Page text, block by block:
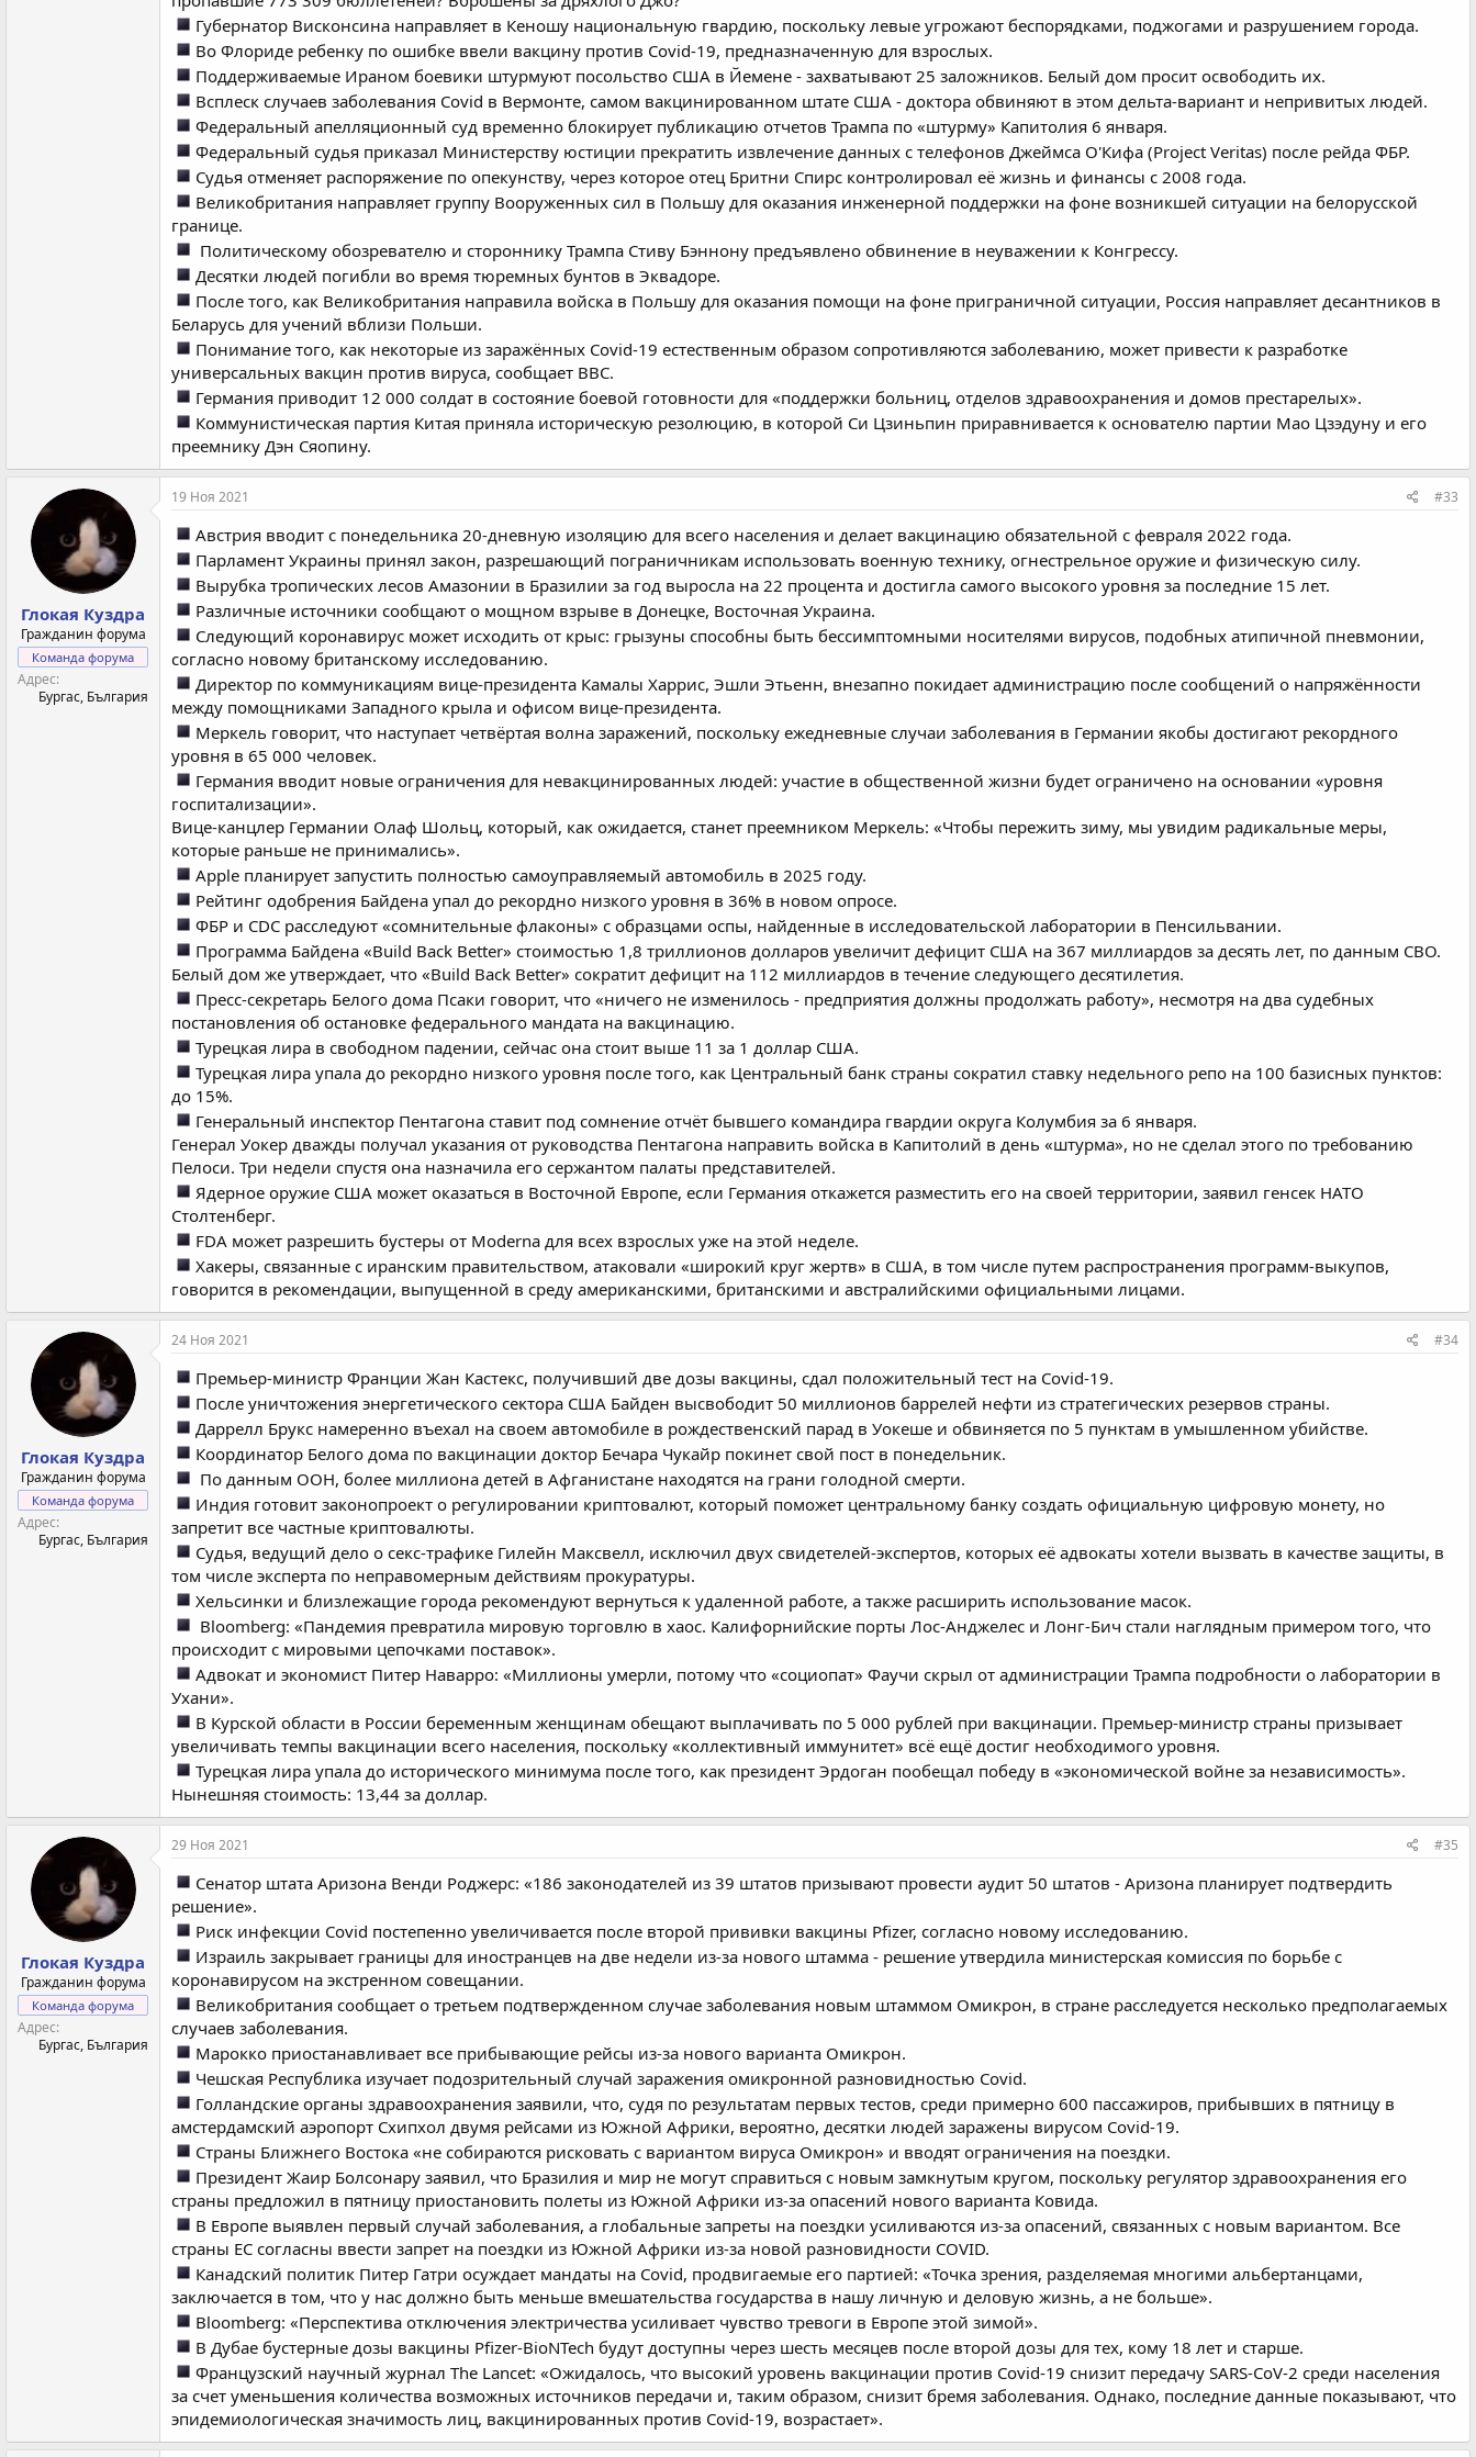
Губернатор Висконсина направляет в Кеношу национальную гвардию, поскольку левые угрожают беспорядками, поджогами и разрушением города.
Во Флориде ребенку по ошибке ввели вакцину против Covid-19, предназначенную для взрослых.
Поддерживаемые Ираном боевики штурмуют посольство США в Йемене - захватывают 25 заложников. Белый дом просит освободить их.
Всплеск случаев заболевания Covid в Вермонте, самом вакцинированном штате США - доктора обвиняют в этом дельта-вариант и непривитых людей.
Федеральный апелляционный суд временно блокирует публикацию отчетов Трампа по «штурму» Капитолия 6 января.
Федеральный судья приказал Министерству юстиции прекратить извлечение данных с телефонов Джеймса О'Кифа (Project Veritas) после рейда ФБP.
Судья отменяет распоряжение по опекунству, через которое отец Бритни Спирс контролировал её жизнь и финансы с 2008 года.
Великобритания направляет группу Вооруженных сил в Польшу для оказания инженерной поддержки на фоне возникшей ситуации на белорусской
границе.
Политическому обозревателю и стороннику Трампа Стиву Бэннону предъявлено обвинение в неуважении к Конгрессу.
Десятки людей погибли во время тюремных бунтов в Эквадоре.
После того, как Великобритания направила войска в Польшу для оказания помощи на фоне приграничной ситуации, Россия направляет десантников в
Беларусь для учений вблизи Польши.
Понимание того, как некоторые из заражённых Covid-19 естественным образом сопротивляются заболеванию, может привести к разработке
универсальных вакцин против вируса, сообщает BBC.
Германия приводит 12 000 солдат в состояние боевой готовности для «поддержки больниц, отделов здравоохранения и домов престарелых».
Коммунистическая партия Китая приняла историческую резолюцию, в которой Си Цзиньпин приравнивается к основателю партии Мао Цзэдуну и его
преемнику Дэн Сяопину.
Глокая Куздра
Гражданин форума
Команда форума
Адрес
Бургас, България
19 Ноя 2021 #33
Австрия вводит с понедельника 20-дневную изоляцию для всего населения и делает вакцинацию обязательной с февраля 2022 года.
Парламент Украины принял закон, разрешающий пограничникам использовать военную технику, огнестрельное оружие и физическую силу.
Вырубка тропических лесов Амазонии в Бразилии за год выросла на 22 процента и достигла самого высокого уровня за последние 15 лет.
Различные источники сообщают о мощном взрыве в Донецке, Восточная Украина.
Следующий коронавирус может исходить от крыс: грызуны способны быть бессимптомными носителями вирусов, подобных атипичной пневмонии,
согласно новому британскому исследованию.
Директор по коммуникациям вице-президента Камалы Харрис, Эшли Этьенн, внезапно покидает администрацию после сообщений о напряжённости
между помощниками Западного крыла и офисом вице-президента.
Меркель говорит, что наступает четвёртая волна заражений, поскольку ежедневные случаи заболевания в Германии якобы достигают рекордного
уровня в 65 000 человек.
Германия вводит новые ограничения для невакцинированных людей: участие в общественной жизни будет ограничено на основании «уровня
госпитализации».
Вице-канцлер Германии Олаф Шольц, который, как ожидается, станет преемником Меркель: «Чтобы пережить зиму, мы увидим радикальные меры,
которые раньше не принимались».
Apple планирует запустить полностью самоуправляемый автомобиль в 2025 году.
Рейтинг одобрения Байдена упал до рекордно низкого уровня в 36% в новом опросе.
ФБР и CDC расследуют «сомнительные флаконы» с образцами оспы, найденные в исследовательской лаборатории в Пенсильвании.
Программа Байдена «Build Back Better» стоимостью 1,8 триллионов долларов увеличит дефицит США на 367 миллиардов за десять лет, по данным CBO.
Белый дом же утверждает, что «Build Back Better» сократит дефицит на 112 миллиардов в течение следующего десятилетия.
Пресс-секретарь Белого дома Псаки говорит, что «ничего не изменилось - предприятия должны продолжать работу», несмотря на два судебных
постановления об остановке федерального мандата на вакцинацию.
Турецкая лира в свободном падении, сейчас она стоит выше 11 за 1 доллар США.
Турецкая лира упала до рекордно низкого уровня после того, как Центральный банк страны сократил ставку недельного репо на 100 базисных пунктов:
до 15%.
Генеральный инспектор Пентагона ставит под сомнение отчёт бывшего командира гвардии округа Колумбия за 6 января.
Генерал Уокер дважды получал указания от руководства Пентагона направить войска в Капитолий в день «штурма», но не сделал этого по требованию
Пелоси. Три недели спустя она назначила его сержантом палаты представителей.
Ядерное оружие США может оказаться в Восточной Европе, если Германия откажется разместить его на своей территории, заявил генсек НАТО
Столтенберг.
FDA может разрешить бустеры от Moderna для всех взрослых уже на этой неделе.
Хакеры, связанные с иранским правительством, атаковали «широкий круг жертв» в США, в том числе путем распространения программ-выкупов,
говорится в рекомендации, выпущенной в среду американскими, британскими и австралийскими официальными лицами.
Глокая Куздра
Гражданин форума
Команда форума
Адрес
Бургас, България
24 Ноя 2021 #34
Премьер-министр Франции Жан Кастекс, получивший две дозы вакцины, сдал положительный тест на Covid-19.
После уничтожения энергетического сектора США Байден высвободит 50 миллионов баррелей нефти из стратегических резервов страны.
Даррелл Брукс намеренно въехал на своем автомобиле в рождественский парад в Уокеше и обвиняется по 5 пунктам в умышленном убийстве.
Координатор Белого дома по вакцинации доктор Бечара Чукайр покинет свой пост в понедельник.
По данным ООН, более миллиона детей в Афганистане находятся на грани голодной смерти.
Индия готовит законопроект о регулировании криптовалют, который поможет центральному банку создать официальную цифровую монету, но
запретит все частные криптовалюты.
Судья, ведущий дело о секс-трафике Гилейн Максвелл, исключил двух свидетелей-экспертов, которых её адвокаты хотели вызвать в качестве защиты, в
том числе эксперта по неправомерным действиям прокуратуры.
Хельсинки и близлежащие города рекомендуют вернуться к удаленной работе, а также расширить использование масок.
Bloomberg: «Пандемия превратила мировую торговлю в хаос. Калифорнийские порты Лос-Анджелес и Лонг-Бич стали наглядным примером того, что
происходит с мировыми цепочками поставок».
Адвокат и экономист Питер Наварро: «Миллионы умерли, потому что «социопат» Фаучи скрыл от администрации Трампа подробности о лаборатории в
Ухани».
В Курской области в России беременным женщинам обещают выплачивать по 5 000 рублей при вакцинации. Премьер-министр страны призывает
увеличивать темпы вакцинации всего населения, поскольку «коллективный иммунитет» всё ещё достиг необходимого уровня.
Турецкая лира упала до исторического минимума после того, как президент Эрдоган пообещал победу в «экономической войне за независимость».
Нынешняя стоимость: 13,44 за доллар.
Глокая Куздра
Гражданин форума
Команда форума
Адрес
Бургас, България
29 Ноя 2021 #35
Сенатор штата Аризона Венди Роджерс: «186 законодателей из 39 штатов призывают провести аудит 50 штатов - Аризона планирует подтвердить
решение».
Риск инфекции Covid постепенно увеличивается после второй прививки вакцины Pfizer, согласно новому исследованию.
Израиль закрывает границы для иностранцев на две недели из-за нового штамма - решение утвердила министерская комиссия по борьбе с
коронавирусом на экстренном совещании.
Великобритания сообщает о третьем подтвержденном случае заболевания новым штаммом Омикрон, в стране расследуется несколько предполагаемых
случаев заболевания.
Марокко приостанавливает все прибывающие рейсы из-за нового варианта Омикрон.
Чешская Республика изучает подозрительный случай заражения омикронной разновидностью Covid.
Голландские органы здравоохранения заявили, что, судя по результатам первых тестов, среди примерно 600 пассажиров, прибывших в пятницу в
амстердамский аэропорт Схипхол двумя рейсами из Южной Африки, вероятно, десятки людей заражены вирусом Covid-19.
Страны Ближнего Востока «не собираются рисковать с вариантом вируса Омикрон» и вводят ограничения на поездки.
Президент Жаир Болсонару заявил, что Бразилия и мир не могут справиться с новым замкнутым кругом, поскольку регулятор здравоохранения его
страны предложил в пятницу приостановить полеты из Южной Африки из-за опасений нового варианта Ковида.
В Европе выявлен первый случай заболевания, а глобальные запреты на поездки усиливаются из-за опасений, связанных с новым вариантом. Все
страны ЕС согласны ввести запрет на поездки из Южной Африки из-за новой разновидности COVID.
Канадский политик Питер Гатри осуждает мандаты на Covid, продвигаемые его партией: «Точка зрения, разделяемая многими альбертанцами,
заключается в том, что у нас должно быть меньше вмешательства государства в нашу личную и деловую жизнь, а не больше».
Bloomberg: «Перспектива отключения электричества усиливает чувство тревоги в Европе этой зимой».
В Дубае бустерные дозы вакцины Pfizer-BioNTech будут доступны через шесть месяцев после второй дозы для тех, кому 18 лет и старше.
Французский научный журнал The Lancet: «Ожидалось, что высокий уровень вакцинации против Covid-19 снизит передачу SARS-CoV-2 среди населения
за счет уменьшения количества возможных источников передачи и, таким образом, снизит бремя заболевания. Однако, последние данные показывают, что
эпидемиологическая значимость лиц, вакцинированных против Covid-19, возрастает».